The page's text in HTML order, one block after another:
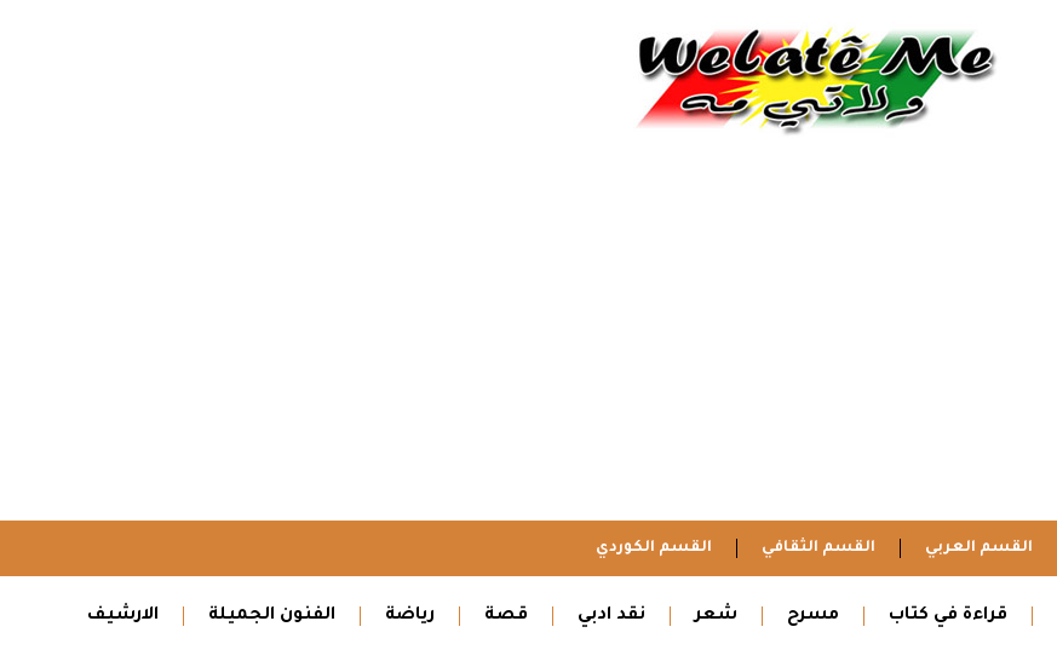
القسم العربي القسم الثقافي القسم الكوردي
قراءة في كتاب مسرح شعر نقد ادبي قصة رياضة الفنون الجميلة الارشيف